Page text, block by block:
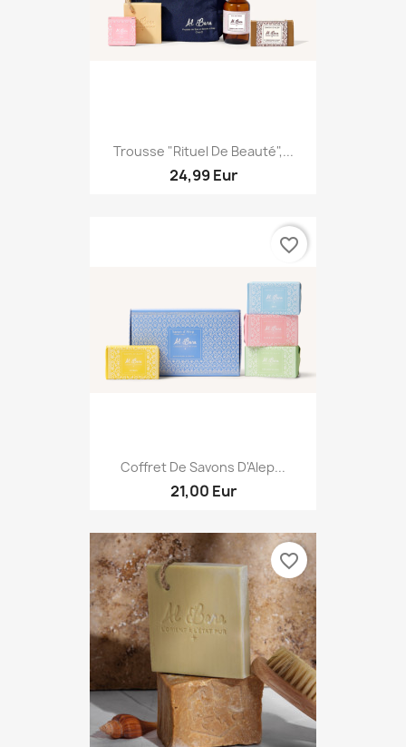
Trousse "rituel De Beauté",...
24,99 Eur
Coffret De Savons D'Alep...
21,00 Eur
favorite_border
favorite_border